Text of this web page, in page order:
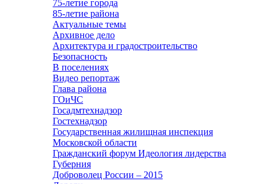
75-летие города
85-летие района
Актуальные темы
Архивное дело
Архитектура и градостроительство
Безопасность
В поселениях
Видео репортаж
Глава района
ГОиЧС
Госадмтехнадзор
Гостехнадзор
Государственная жилищная инспекция
Московской области
Гражданский форум Идеология лидерства
Губерния
Доброволец России – 2015